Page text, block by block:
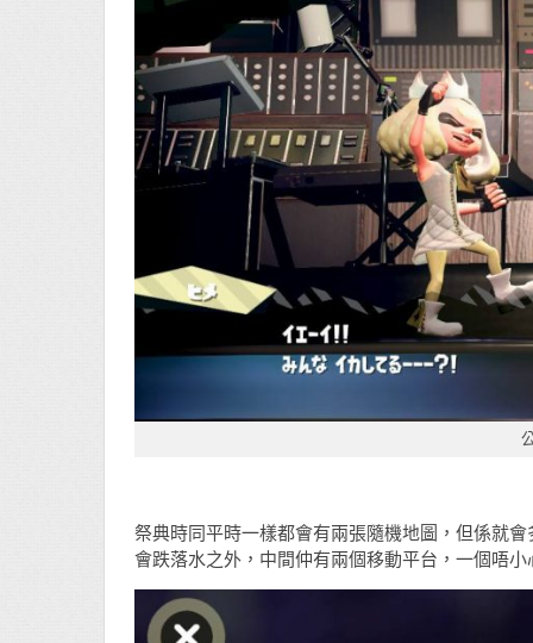
祭典時同平時一樣都會有兩張隨機地圖，但係就
會跌落水之外，中間仲有兩個移動平台，一個唔